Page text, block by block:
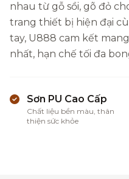
nhau từ gỗ sồi, gõ đỏ
trang thiết bị hiện đại
tay, U888 cam kết
nhất, hạn chế tối đa
Sơn PU Cao Cấp
Chất liệu bền màu, thân
thiện sức khỏe